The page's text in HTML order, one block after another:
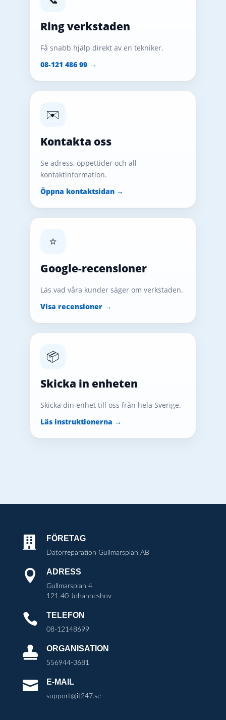
Ring verkstaden
Få snabb hjälp direkt av en tekniker.
08‑121 486 99 →
✉️
Kontakta oss
Se adress, öppettider och all
kontaktinformation.
Öppna kontaktsidan →
⭐
Google-recensioner
Läs vad våra kunder säger om verkstaden.
Visa recensioner →
📦
Skicka in enheten
Skicka din enhet till oss från hela Sverige.
Läs instruktionerna →
 FÖRETAG
Datorreparation Gullmarsplan AB
 ADRESS
Gullmarsplan 4
121 40 Johanneshov
 TELEFON
08-12148699
 ORGANISATION
556944-3681
 E-MAIL
support@it247.se